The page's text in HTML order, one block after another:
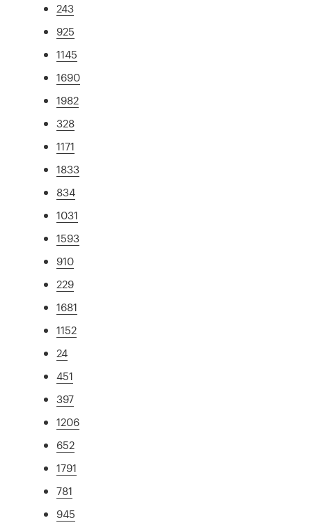
243
925
1145
1690
1982
328
1171
1833
834
1031
1593
910
229
1681
1152
24
451
397
1206
652
1791
781
945